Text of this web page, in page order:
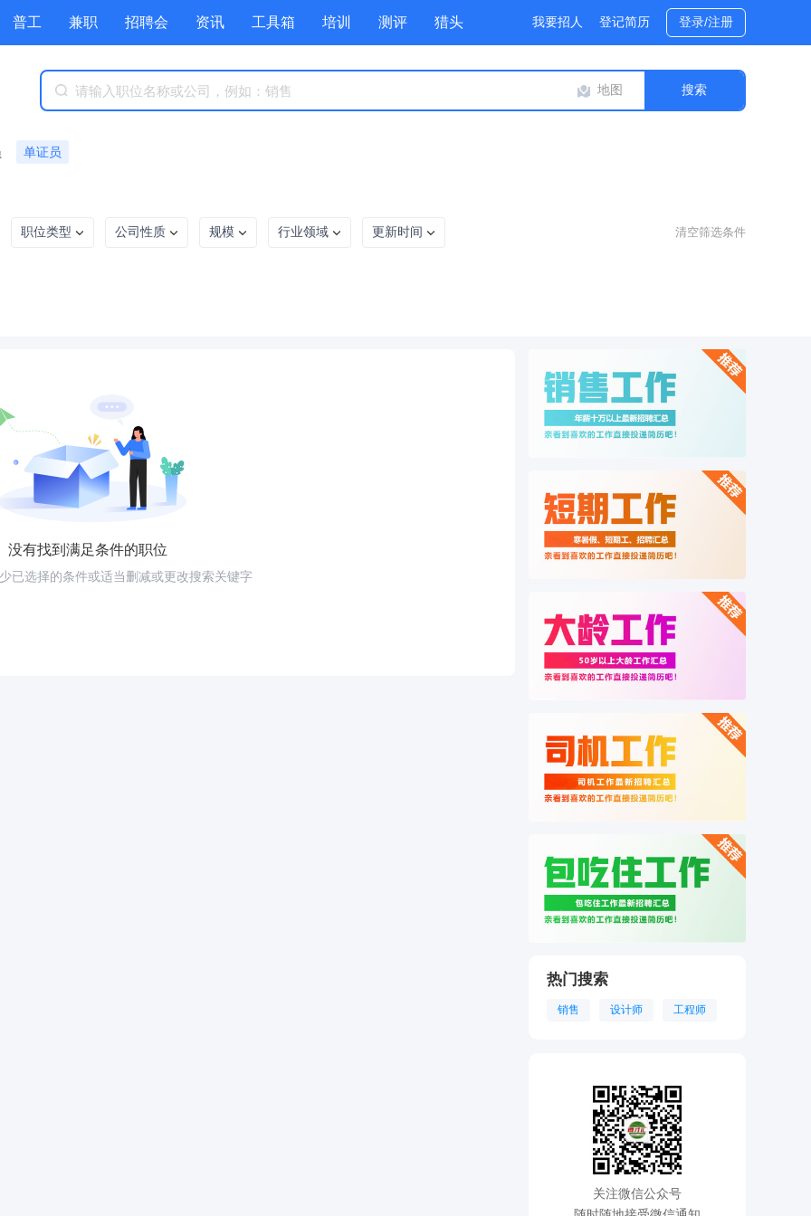
普工 兼职 招聘会 资讯 工具箱 培训 测评 猎头 我要招人 登记简历 登录/注册
地图
单证员
职位类型 公司性质 规模 行业领域 更新时间 清空筛选条件
没有找到满足条件的职位
已选择的条件或适当删减或更改搜索关键字
热门搜索
销售 设计师 工程师
关注微信公众号